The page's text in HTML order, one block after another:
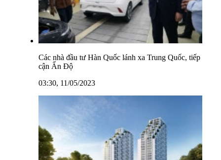
Các nhà đầu tư Hàn Quốc lánh xa Trung Quốc, tiếp
cận Ấn Độ
03:30, 11/05/2023